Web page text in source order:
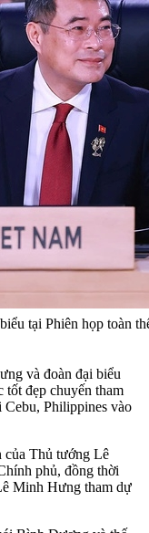
tại Phiên họp toàn
và đoàn đại biểu
tốt đẹp chuyến tham
Philippines vào
của Thủ tướng Lê
phủ, đồng thời
Minh Hưng tham dự